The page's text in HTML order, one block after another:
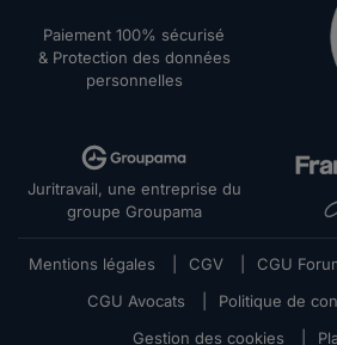
Paiement 100% sécurisé
& Protection des données
personnelles
Juritravail, une entreprise du
groupe Groupama
Mentions légales CGV CGU
CGU Avocats
Politique de
Gestion des cookies